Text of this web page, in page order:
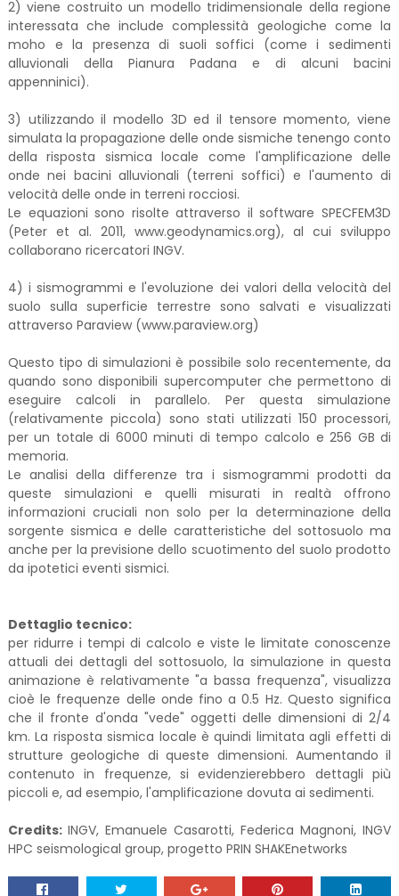
2) viene costruito un modello tridimensionale della regione
interessata che include complessità geologiche come la
moho e la presenza di suoli soffici (come i sedimenti
alluvionali della Pianura Padana e di alcuni bacini
appenninici).
3) utilizzando il modello 3D ed il tensore momento, viene
simulata la propagazione delle onde sismiche tenengo conto
della risposta sismica locale come l'amplificazione delle
onde nei bacini alluvionali (terreni soffici) e l'aumento di
velocità delle onde in terreni rocciosi.
Le equazioni sono risolte attraverso il software SPECFEM3D
(Peter et al. 2011, www.geodynamics.org), al cui sviluppo
collaborano ricercatori INGV.
4) i sismogrammi e l'evoluzione dei valori della velocità del
suolo sulla superficie terrestre sono salvati e visualizzati
attraverso Paraview (www.paraview.org)
Questo tipo di simulazioni è possibile solo recentemente, da
quando sono disponibili supercomputer che permettono di
eseguire calcoli in parallelo. Per questa simulazione
(relativamente piccola) sono stati utilizzati 150 processori,
per un totale di 6000 minuti di tempo calcolo e 256 GB di
memoria.
Le analisi della differenze tra i sismogrammi prodotti da
queste simulazioni e quelli misurati in realtà offrono
informazioni cruciali non solo per la determinazione della
sorgente sismica e delle caratteristiche del sottosuolo ma
anche per la previsione dello scuotimento del suolo prodotto
da ipotetici eventi sismici.
Dettaglio tecnico:
per ridurre i tempi di calcolo e viste le limitate conoscenze
attuali dei dettagli del sottosuolo, la simulazione in questa
animazione è relativamente "a bassa frequenza", visualizza
cioè le frequenze delle onde fino a 0.5 Hz. Questo significa
che il fronte d'onda "vede" oggetti delle dimensioni di 2/4
km. La risposta sismica locale è quindi limitata agli effetti di
strutture geologiche di queste dimensioni. Aumentando il
contenuto in frequenze, si evidenzierebbero dettagli più
piccoli e, ad esempio, l'amplificazione dovuta ai sedimenti.
Credits: INGV, Emanuele Casarotti, Federica Magnoni, INGV
HPC seismological group, progetto PRIN SHAKEnetworks